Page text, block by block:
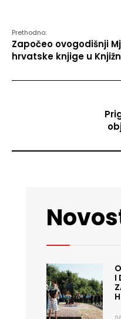
Prethodno:
Započeo ovogodišnji
hrvatske knjige u
I